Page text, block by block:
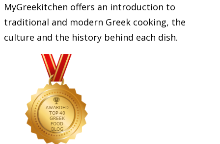
MyGreekitchen offers an introduction to
traditional and modern Greek cooking, the
culture and the history behind each dish.